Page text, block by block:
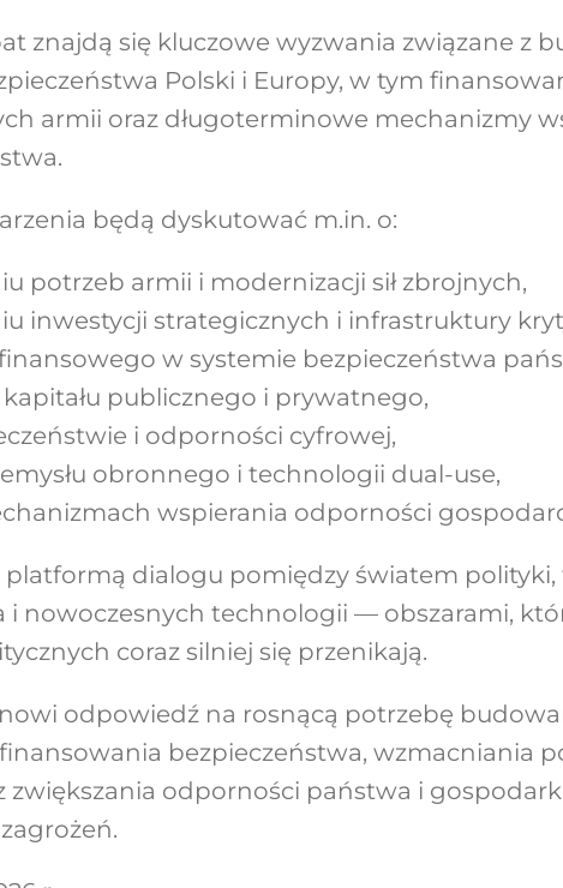
znajdą się kluczowe wyzwania związane z
Polski i Europy, w tym
armii oraz długoterminowe mechanizmy
będą dyskutować m.in. o:
potrzeb armii i modernizacji sił zbrojnych,
inwestycji strategicznych i infrastruktury
w systemie bezpieczeństwa
kapitału publicznego i prywatnego,
i odporności cyfrowej,
obronnego i technologii dual-use,
wspierania odporności
platformą dialogu pomiędzy światem polityki,
i nowoczesnych technologii — obszarami,
coraz silniej się przenikają.
odpowiedź na rosnącą potrzebę
bezpieczeństwa, wzmacniania
zwiększania odporności państwa i